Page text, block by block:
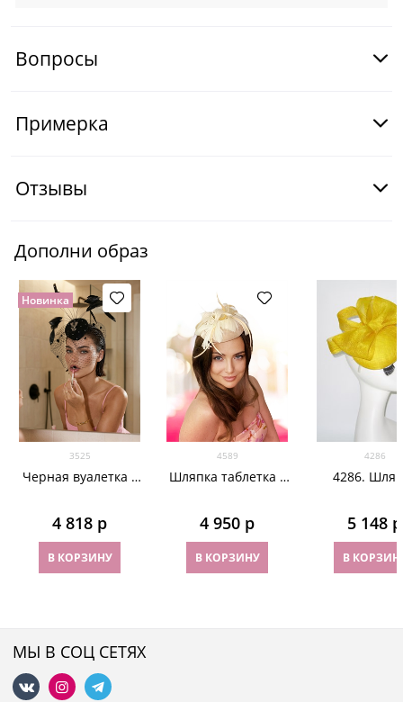
Вопросы
Примерка
Отзывы
Дополни образ
Новинка
3525
Черная вуалетка с
4 818 р
В КОРЗИНУ
4589
Шляпка таблетка с
4 950 р
В КОРЗИНУ
4286
4286.
5 148 р
В
МЫ В СОЦ СЕТЯХ